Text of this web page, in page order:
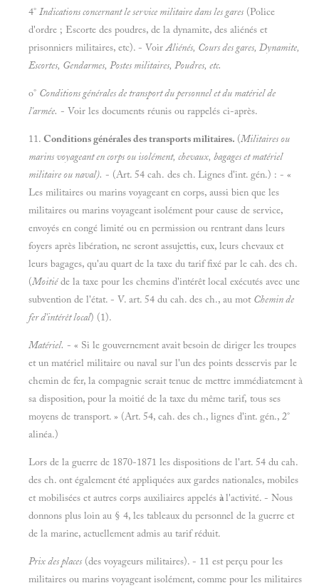
4° Indications concernant le service militaire dans les gares (Police
d'ordre ; Escorte des poudres, de la dynamite, des aliénés et
prisonniers militaires, etc). - VoirAliénés, Cours des gares, Dynamite,
Escortes, Gendarmes, Postes militaires, Poudres, etc.
o° Conditions générales de transport du personnel et du matériel de
l'armée. - Voir les documents réunis ou rappelés ci-après.
11. Conditions générales des transports militaires. (Militaires ou
marins voyageant en corps ou isolément, chevaux, bagages et matériel
militaire ou naval). - (Art. 54 cah. des ch. Lignes d'int. gén.) : - «
Les militaires ou marins voyageant en corps, aussi bien que les
militaires ou marins voyageant isolément pour cause de service,
envoyés en congé limité ou en permission ou rentrant dans leurs
foyers après libération, ne seront assujettis, eux, leurs chevaux et
leurs bagages, qu'au quart de la taxe du tarif fixé par le cah. des ch.
(Moitiéde la taxe pour les chemins d'intérêt local exécutés avec une
subvention de l'état. - V. art. 54 du cah. des ch., au mot Chemin de
fer d'intérêt local) (1).
Matériel. - « Si le gouvernement avait besoin de diriger les troupes
et un matériel militaire ou naval sur l'un des points desservis par le
chemin de fer, la compagnie serait tenue de mettre immédiatement à
sa disposition, pour la moitié de la taxe du même tarif, tous ses
moyens de transport. » (Art. 54, cah. des ch., lignes d'int. gén., 2°
alinéa.)
Lors de la guerre de 1870-1871 les dispositions de l'art. 54 du cah.
des ch. ont également été appliquées aux gardes nationales, mobiles
et mobilisées et autres corps auxiliaires appelés àl'activité. - Nous
donnons plus loin au § 4, les tableaux du personnel de la guerre et
de la marine, actuellement admis au tarif réduit.
Prix des places (des voyageurs militaires). - 11 est perçu pour les
militaires ou marins voyageant isolément, comme pour les militaires